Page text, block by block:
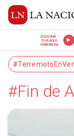
ESCUCHÁ
TU RADIO
PREFERIDA
#Fin de